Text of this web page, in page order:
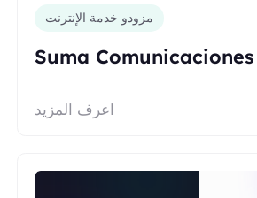
مزودو خدمة الإنترنت
Suma Comunicaciones
اعرف المزيد